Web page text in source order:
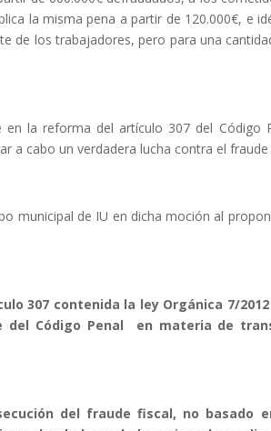
la misma pena a partir de 120.000€, e
de los trabajadores, pero para una
la reforma del artículo 307 del Código
a cabo un verdadera lucha contra el fraude
municipal de IU en dicha moción al
307 contenida la ley Orgánica 7/
del Código Penal en materia de
del fraude fiscal, no basado